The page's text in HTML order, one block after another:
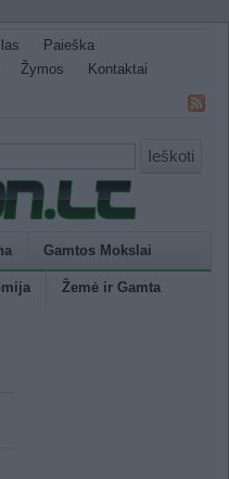
Paieška
Žymos Kontaktai
Ieškoti
Gamtos Mokslai
Žemė ir Gamta